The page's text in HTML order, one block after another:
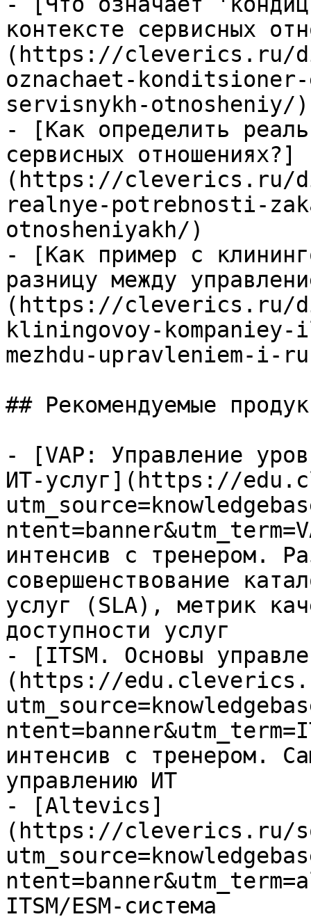
контексте сервисных
(https://cleverics.ru/
oznachaet-
servisnykh-otnosheniy/)
- [Как определить
сервисных отношениях?]
(https://cleverics.ru/
realnye-potrebnosti-
otnosheniyakh/)
- [Как пример с
разницу между
(https://cleverics.ru/
kliningovoy-
mezhdu-upravleniem-i-
## Рекомендуемые
- [VAP: Управление
ИТ-услуг](https://
интенсив с тренером.
совершенствование
услуг (SLA), метрик
доступности услуг
- [ITSM. Основы
(https://
интенсив с тренером.
управлению ИТ
- [Altevics]
(https://cleverics.ru/
ITSM/ESM-система